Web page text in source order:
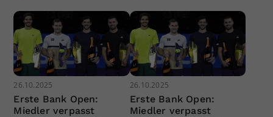
26.10.2025
Erste Bank Open:
Miedler verpasst
26.10.2025
Erste Bank Open:
Miedler verpasst